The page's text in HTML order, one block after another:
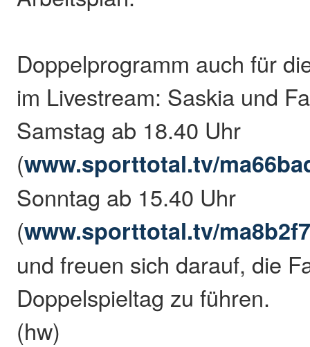
Doppelprogramm auch für
im Livestream: Saskia und
Samstag ab 18.40 Uhr
(www.sporttotal.tv/
Sonntag ab 15.40 Uhr
(www.sporttotal.tv/
und freuen sich darauf, die
Doppelspieltag zu führen.
(hw)